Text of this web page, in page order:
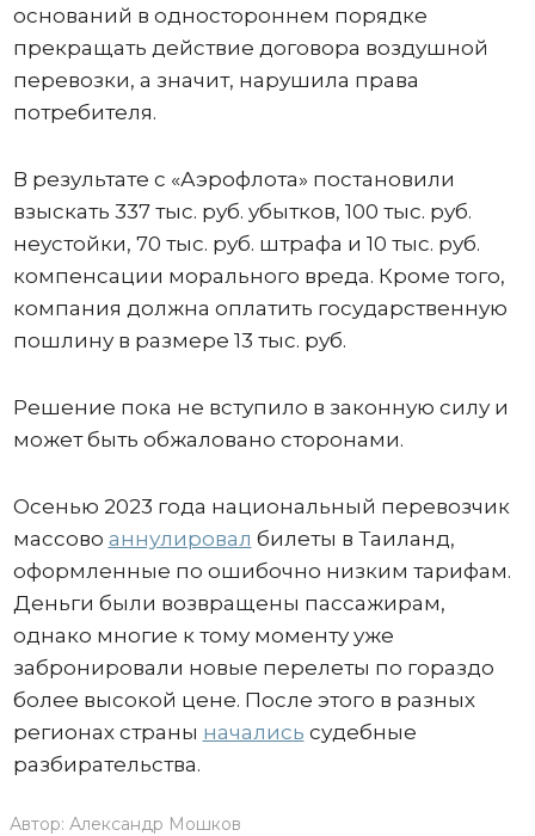
оснований в одностороннем порядке
прекращать действие договора воздушной
перевозки, а значит, нарушила права
потребителя.
В результате с «Аэрофлота» постановили
взыскать 337 тыс. руб. убытков, 100 тыс. руб.
неустойки, 70 тыс. руб. штрафа и 10 тыс. руб.
компенсации морального вреда. Кроме того,
компания должна оплатить государственную
пошлину в размере 13 тыс. руб.
Решение пока не вступило в законную силу и
может быть обжаловано сторонами.
Осенью 2023 года национальный перевозчик
массово аннулировал билеты в Таиланд,
оформленные по ошибочно низким тарифам.
Деньги были возвращены пассажирам,
однако многие к тому моменту уже
забронировали новые перелеты по гораздо
более высокой цене. После этого в разных
регионах страны начались судебные
разбирательства.
Автор: Александр Мошков